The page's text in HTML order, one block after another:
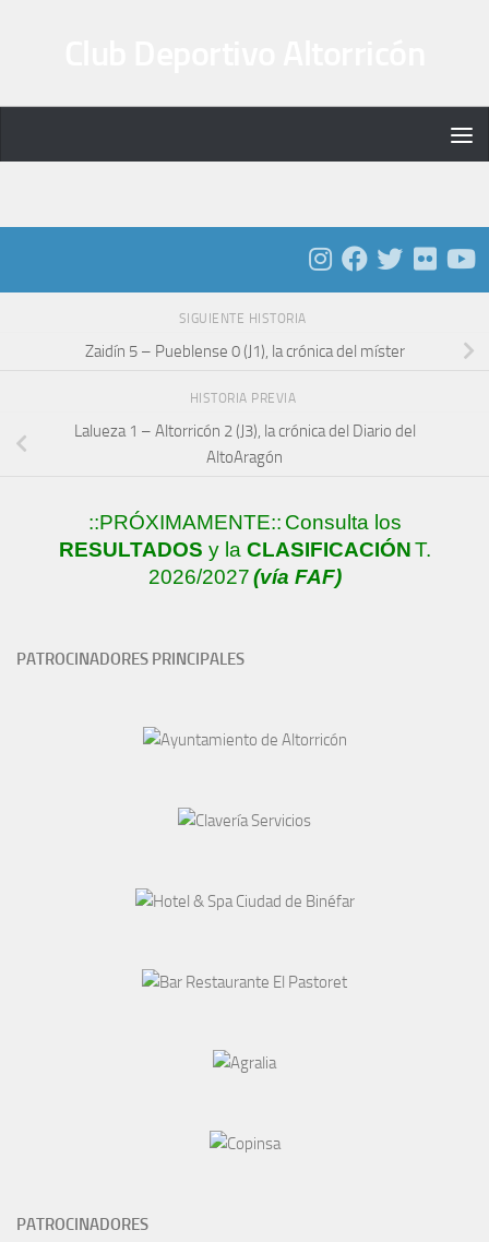
SIGUIENTE HISTORIA
Zaidín 5 – Pueblense 0 (J1), la crónica del míster
HISTORIA PREVIA
Lalueza 1 – Altorricón 2 (J3), la crónica del Diario del
AltoAragón
::PRÓXIMAMENTE:: Consulta los
RESULTADOS y la CLASIFICACIÓNT.
2026/2027(vía FAF)
PATROCINADORES PRINCIPALES
PATROCINADORES